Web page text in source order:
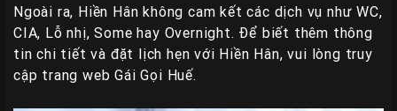
Ngoài ra, Hiền Hân không cam kết các dịch vụ như WC,
CIA, Lỗ nhị, Some hay Overnight. Để biết thêm thông
tin chi tiết và đặt lịch hẹn với Hiền Hân, vui lòng truy
cập trang web Gái Gọi Huế.